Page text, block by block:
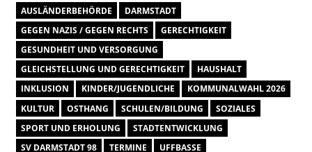
AUSLÄNDERBEHÖRDE
DARMSTADT
GEGEN NAZIS / GEGEN RECHTS
GERECHTIGKEIT
GESUNDHEIT UND VERSORGUNG
GLEICHSTELLUNG UND GERECHTIGKEIT
HAUSHALT
INKLUSION
KINDER/JUGENDLICHE
KOMMUNALWAHL 2026
KULTUR
OSTHANG SCHULEN/BILDUNG
SOZIALES
SPORT UND ERHOLUNG
STADTENTWICKLUNG
SV DARMSTADT 98
TERMINE UFFBASSE